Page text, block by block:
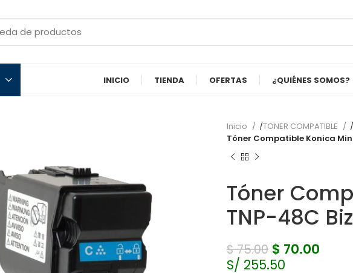
INICIO TIENDA OFERTAS ¿QUIÉNES SOMOS?
Inicio TONER COMPATIBLE
Tóner Compatible Konica
Tóner
TNP-48C
$75.00 $ 70.00
S/ 255.50